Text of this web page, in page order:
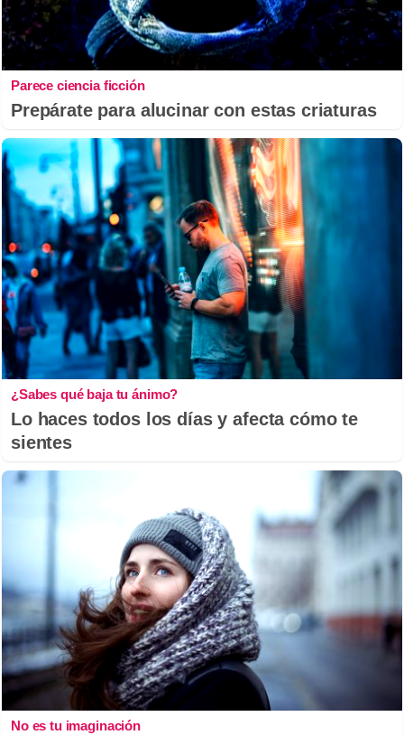
Parece ciencia ficción
Prepárate para alucinar con estas criaturas
¿Sabes qué baja tu ánimo?
Lo haces todos los días y afecta cómo te
sientes
No es tu imaginación